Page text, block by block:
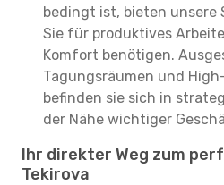
bedingt ist, bieten unsere
Sie für produktives
Komfort benötigen.
Tagungsräumen und
befinden sie sich in
der Nähe wichtiger
Ihr direkter Weg zum
Tekirova